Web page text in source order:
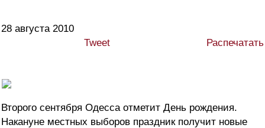
28 августа 2010
Tweet
Распечатать
Второго сентября Одесса отметит День рождения.
Накануне местных выборов праздник получит новые